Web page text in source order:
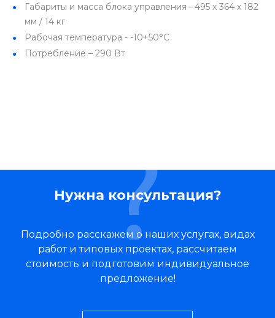
Габариты и масса блока управления - 495 х 364 х 182
мм / 14 кг
Рабочая температура - -10+50°С
Потребление – 290 Вт
Нужна консультация?
Подробно расскажем о наших услугах, видах
работ и типовых проектах, рассчитаем
стоимость и подготовим индивидуальное
предложение!